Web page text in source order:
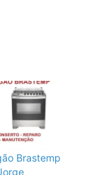
Brastemp